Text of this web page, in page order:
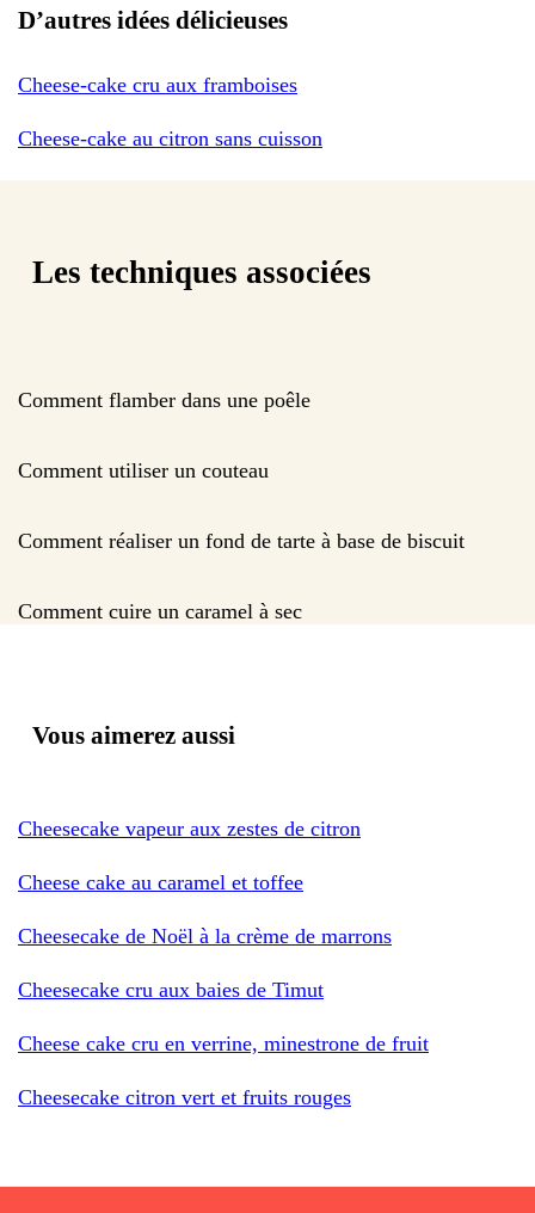
D’autres idées délicieuses
Cheese-cake cru aux framboises
Cheese-cake au citron sans cuisson
Les techniques associées
Comment flamber dans une poêle
Comment utiliser un couteau
Comment réaliser un fond de tarte à base de biscuit
Comment cuire un caramel à sec
Vous aimerez aussi
Cheesecake vapeur aux zestes de citron
Cheese cake au caramel et toffee
Cheesecake de Noël à la crème de marrons
Cheesecake cru aux baies de Timut
Cheese cake cru en verrine, minestrone de fruit
Cheesecake citron vert et fruits rouges